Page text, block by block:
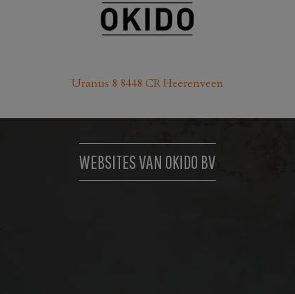
Uranus 8 8448 CR Heerenveen
WEBSITES VAN OKIDO BV